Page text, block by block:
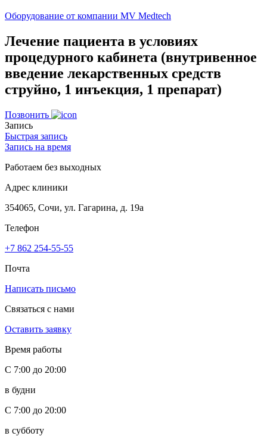
Оборудование от компании MV Medtech
Лечение пациента в условиях
процедурного кабинета (внутривенное
введение лекарственных средств
струйно, 1 инъекция, 1 препарат)
Позвонить
Запись
Быстрая запись
Запись на время
Работаем без выходных
Адрес клиники
354065, Сочи, ул. Гагарина, д. 19а
Телефон
+7 862 254-55-55
Почта
Написать письмо
Связаться с нами
Оставить заявку
Время работы
С 7:00 до 20:00
в будни
С 7:00 до 20:00
в субботу